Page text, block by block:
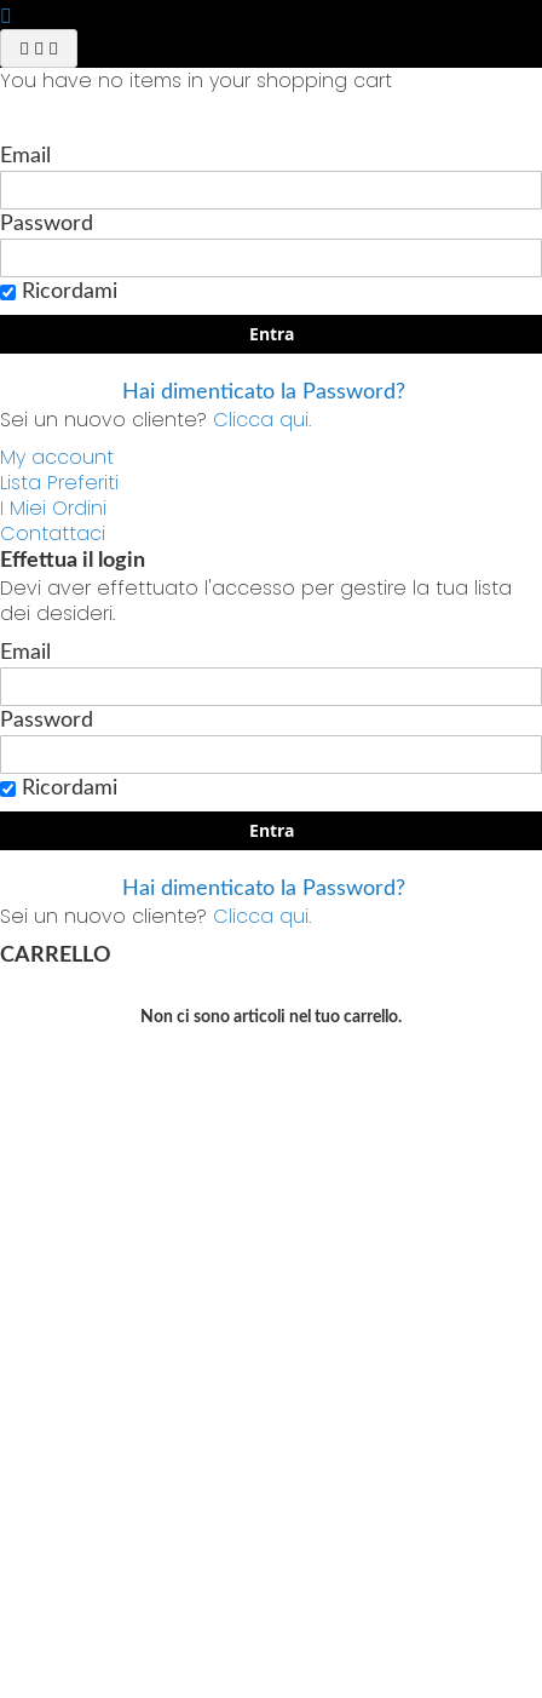
You have no items in your shopping cart
Email
Password
Ricordami
Entra
Hai dimenticato la Password?
Sei un nuovo cliente? Clicca qui.
My account
Lista Preferiti
I Miei Ordini
Contattaci
Effettua il login
Devi aver effettuato l'accesso per gestire la tua lista
dei desideri.
Email
Password
Ricordami
Entra
Hai dimenticato la Password?
Sei un nuovo cliente? Clicca qui.
CARRELLO
Non ci sono articoli nel tuo carrello.